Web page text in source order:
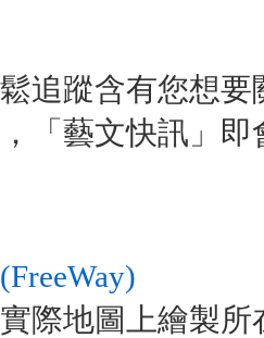
追蹤含有您想
「藝文快訊」即
際地圖上繪製